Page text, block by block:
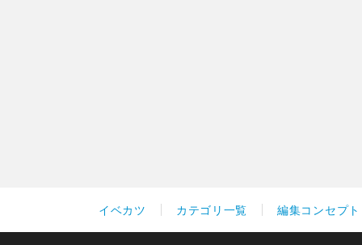
イベカツ カテゴリ一覧 編集コンセプト